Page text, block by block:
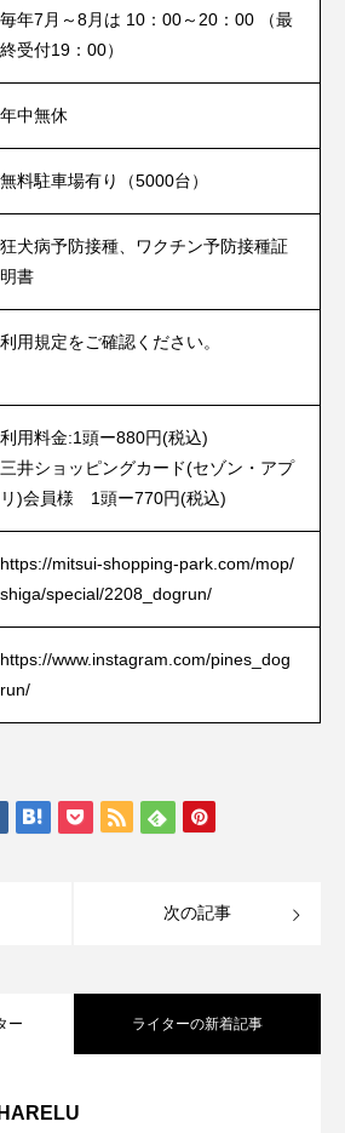
毎年7月～8月は 10：00～20：00 （最
終受付19：00）
年中無休
無料駐車場有り（5000台）
狂犬病予防接種、ワクチン予防接種証
明書
利用規定をご確認ください。
利用料金:1頭ー880円(税込)
三井ショッピングカード(セゾン・アプ
リ)会員様 1頭ー770円(税込)
https://mitsui-shopping-park.com/mop/
shiga/special/2208_dogrun/
https://www.instagram.com/pines_dog
run/
次の記事
ー ライターの新着記事
HARELU